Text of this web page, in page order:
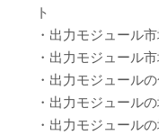
ト
・出力モジュール
・出力モジュール
・出力モジュール
・出力モジュール
・出力モジュール